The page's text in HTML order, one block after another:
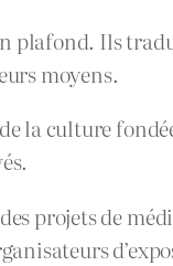
plafond. Ils
moyens.
la culture
projets de